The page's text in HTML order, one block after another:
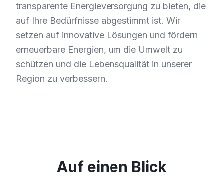
transparente Energieversorgung zu bieten, die
auf Ihre Bedürfnisse abgestimmt ist. Wir
setzen auf innovative Lösungen und fördern
erneuerbare Energien, um die Umwelt zu
schützen und die Lebensqualität in unserer
Region zu verbessern.
Auf einen Blick